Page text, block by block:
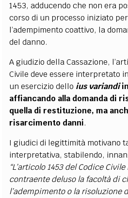
1453, adducendo che non era
corso di un processo iniziato
l’adempimento coattivo, la
del danno.
A giudizio della Cassazione,
Civile deve essere interpretato
un esercizio dello ius variandi
affiancando alla domanda di
quella di restituzione, ma
risarcimento danni.
I giudici di legittimità motivano
interpretativa, stabilendo,
“L’articolo 1453 del Codice
contraente deluso la facoltà di
l’adempimento o la risoluzione